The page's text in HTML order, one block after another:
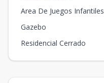
Area De Juegos Infantiles
Gazebo
Residencial Cerrado